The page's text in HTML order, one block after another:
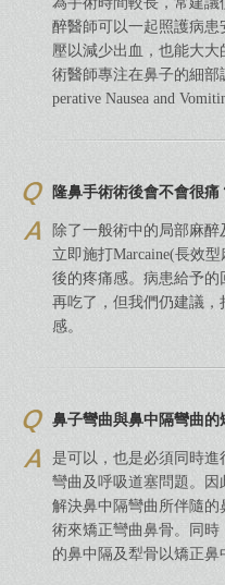
醉醫師可以一起照護病
壓以減少出血，也能大
術醫師專注在鼻子的細部
perative Nausea and
隆鼻手術術後會不會很痛
除了一般術中的局部麻
立即施打Marcaine(長效
後的疼痛感。病患給予
再吃了，但我們仍建議
感。
鼻子彎曲與鼻中隔彎曲的
是可以，也是必須同時
彎曲及呼吸道塞問題。
解決鼻中隔彎曲所伴隨
術來矯正彎曲鼻骨。同
的鼻中隔及犁骨以矯正鼻